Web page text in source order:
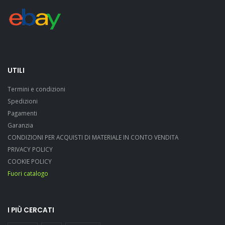
UTILI
Termini e condizioni
Spedizioni
Pagamenti
Garanzia
CONDIZIONI PER ACQUISTI DI MATERIALE IN CONTO VENDITA
PRIVACY POLICY
COOKIE POLICY
Fuori catalogo
I PIÙ CERCATI